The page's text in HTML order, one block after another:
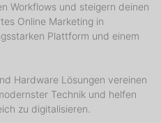
Workflows und steigern deinen
Online Marketing in
Plattform und einem
Hardware Lösungen vereinen
Technik und helfen
zu digitalisieren.